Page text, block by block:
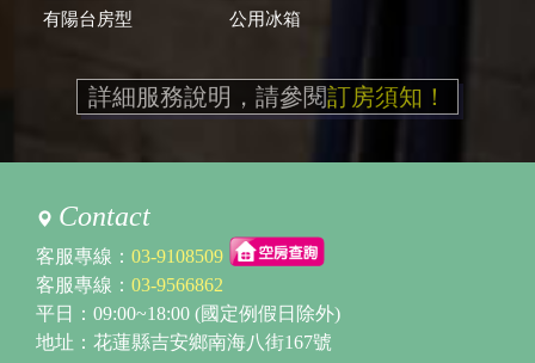
有陽台房型 公用冰箱
詳細服務說明，請參閱訂房須知！
Contact
客服專線： 03-9108509
客服專線： 03-9566862
平日：09:00~18:00 (國定例假日除外)
地址：花蓮縣吉安鄉南海八街167號